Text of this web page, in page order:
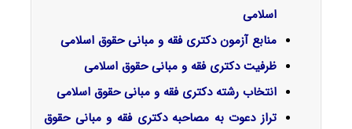
اسلامی
منابع آزمون دکتری فقه و مبانی حقوق اسلامی
ظرفیت دکتری فقه و مبانی حقوق اسلامی
انتخاب رشته دکتری فقه و مبانی حقوق اسلامی
تراز دعوت به مصاحبه دکتری فقه و مبانی حقوق